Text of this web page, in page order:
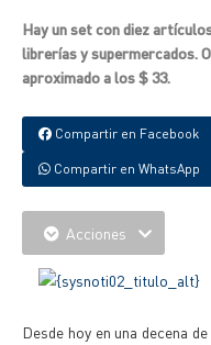
Hay un set con diez
librerías y supermercados.
aproximado a los $ 33.
Compartir en Facebook
Compartir en WhatsApp
Acciones
Desde hoy en una decena